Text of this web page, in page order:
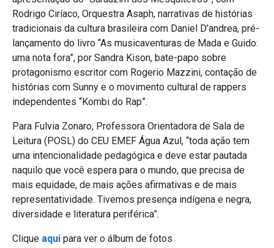
Rodrigo Ciríaco, Orquestra Asaph, narrativas de histórias
tradicionais da cultura brasileira com Daniel D’andrea, pré-
lançamento do livro “As musicaventuras de Mada e Guido:
uma nota fora”, por Sandra Kison, bate-papo sobre
protagonismo escritor com Rogerio Mazzini, contação de
histórias com Sunny e o movimento cultural de rappers
independentes “Kombi do Rap”.
Para Fulvia Zonaro, Professora Orientadora de Sala de
Leitura (POSL) do CEU EMEF Água Azul, “toda ação tem
uma intencionalidade pedagógica e deve estar pautada
naquilo que você espera para o mundo, que precisa de
mais equidade, de mais ações afirmativas e de mais
representatividade. Tivemos presença indígena e negra,
diversidade e literatura periférica”.
Clique aqui para ver o álbum de fotos